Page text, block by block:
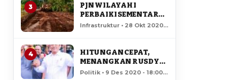
3
PJN WILAYAH I
PERBAIKI SEMENTARA
JALAN RUSAK DI RUAS
Infrastruktur • 28 Okt 2020 -
4
HITUNGAN CEPAT,
MENANGKAN RUSDY
MASTURA – MA’MUN
Politik • 9 Des 2020 - 18:00 •